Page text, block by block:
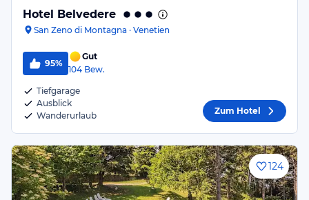
Hotel Belvedere
San Zeno di Montagna · Venetien
95%
Gut
104 Bew.
Tiefgarage
Ausblick
Wanderurlaub
Zum Hotel
124